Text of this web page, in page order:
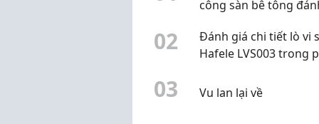
công sàn bê tông
02
Đánh giá chi tiết lò vi
Hafele LVS003 trong
03 Vu lan lại về